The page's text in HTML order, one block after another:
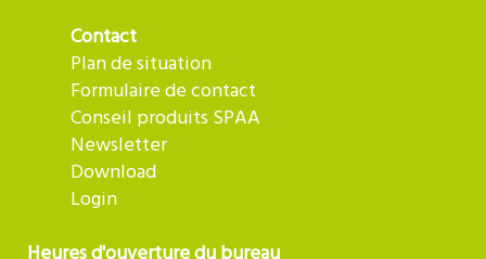
Contact
Plan de situation
Formulaire de contact
Conseil produits SPAA
Newsletter
Download
Login